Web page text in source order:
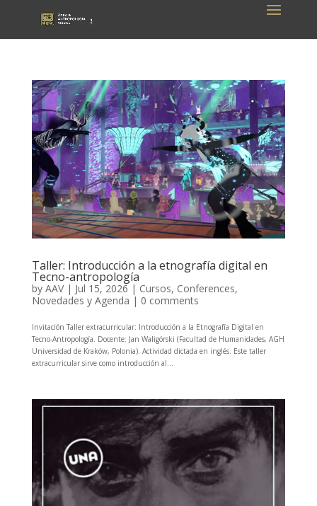
Taller: Introducción a la etnografía digital en
Tecno-antropología
by AAV| Jul 15, 2026| Cursos, Conferences,
Novedades y Agenda | 0 comments
Invitación Taller extracurricular: Introducción a la Etnografía Digital en
Tecno-Antropología. Docente: Jan Waligórski (Facultad de Humanidades, AGH
Universidad de Kraków, Polonia). Actividad dictada en inglés. Este taller
extracurricular sirve como introducción al...